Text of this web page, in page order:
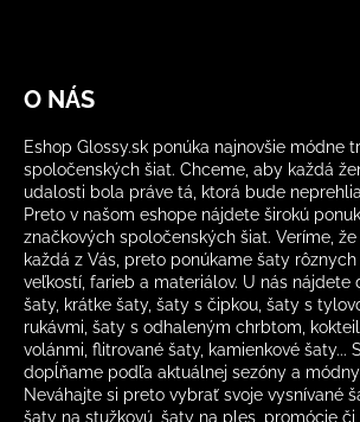
O NÁS
Eshop Glossy.sk ponúka najnovšie módne
spoločenských šiat. Chceme, aby každá
udalosti bola práve tá, ktorá bude
Preto v našom eshope nájdete širokú
značkových spoločenských šiat. Veríme,
každá z Vás, preto ponúkame šaty rôznych
veľkostí, farieb a materiálov. U nás nájdete
šaty, krátke šaty, šaty s čipkou, šaty s
rukávmi, šaty s odhaleným chrbtom,
volánmi, flitrované šaty, kamienkové šaty...
dopĺňame podľa aktuálnej sezóny a
Neváhajte si preto vybrať svoje vysnívané
šaty na stužkovú, šaty na ples, promócie